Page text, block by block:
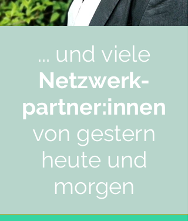
... und viele
Netzwerk-
partner:innen
von gestern
heute und
morgen